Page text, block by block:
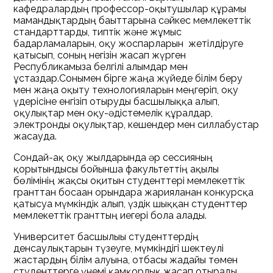
кафедралардың профессор-оқытушылар құрамы
мамандықтардың бағыттарына сәйкес мемлекеттік
стандарттарды, типтік және жұмыс
бағдарламаларын, оқу жоспарларын жетілдіруге
қатысып, соның негізін жасап жүрген
Республикамызға белгілі ғалымдар мен
ұстаздар.Сонымен бірге жаңа жүйеде білім беру
мен жаңа оқыту технологияларын меңгеріп, оқу
үдерісіне енгізіп отыруды басшылыққа алып,
оқулықтар мен оқу-әдістемелік құралдар,
электронды оқулықтар, кешендер мен силлабустар
жасауда.
Сондай-ақ оқу жылдарында әр сессияның
қорытындысы бойынша факультеттің ақылы
бөлімінің жақсы оқитын студенттері мемлекеттік
гранттан босаған орындарға жарияланған конкурсқа
қатысуға мүмкіндік алып, үздік шыққан студенттер
мемлекеттік гранттың иегері бола алады.
Университет басшылығы студенттердің
денсаулықтарын түзеуге, мүмкіндігі шектеулі
жастардың білім алуына, отбасы жағдайы төмен